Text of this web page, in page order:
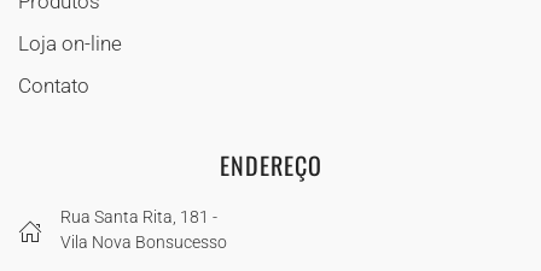
Loja on-line
Contato
ENDEREÇO
Rua Santa Rita, 181 -
Vila Nova Bonsucesso